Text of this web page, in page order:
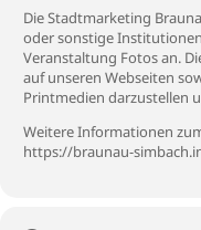
Die Stadtmarketing
oder sonstige
Veranstaltung Fotos an.
auf unseren Webseiten
Printmedien darzustellen
Weitere Informationen
https://braunau-